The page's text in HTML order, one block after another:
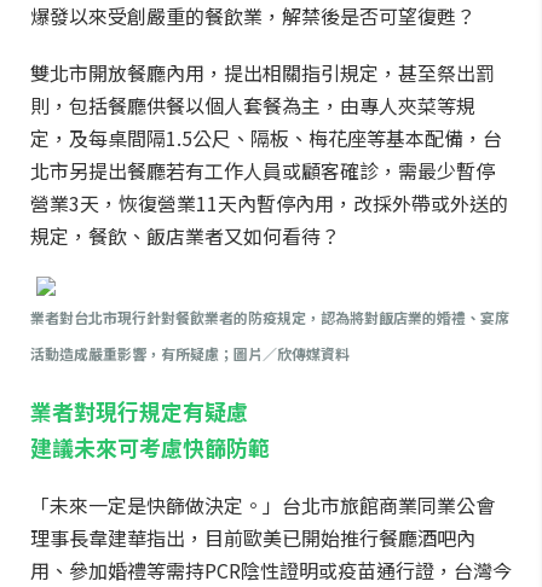
爆發以來受創嚴重的餐飲業，解禁後是否可望復甦？
雙北市開放餐廳內用，提出相關指引規定，甚至祭出罰
則，包括餐廳供餐以個人套餐為主，由專人夾菜等規
定，及每桌間隔1.5公尺、隔板、梅花座等基本配備，台
北市另提出餐廳若有工作人員或顧客確診，需最少暫停
營業3天，恢復營業11天內暫停內用，改採外帶或外送的
規定，餐飲、飯店業者又如何看待？
業者對台北市現行針對餐飲業者的防疫規定，認為將對飯店業的婚禮、宴席
活動造成嚴重影響，有所疑慮；圖片／欣傳媒資料
業者對現行規定有疑慮
建議未來可考慮快篩防範
「未來一定是快篩做決定。」台北市旅館商業同業公會
理事長韋建華指出，目前歐美已開始推行餐廳酒吧內
用、參加婚禮等需持PCR陰性證明或疫苗通行證，台灣今